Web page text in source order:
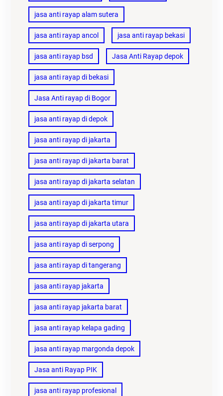
jasa anti rayap alam sutera
jasa anti rayap ancol jasa anti rayap bekasi
jasa anti rayap bsd Jasa Anti Rayap depok
jasa anti rayap di bekasi
Jasa Anti rayap di Bogor
jasa anti rayap di depok
jasa anti rayap di jakarta
jasa anti rayap di jakarta barat
jasa anti rayap di jakarta selatan
jasa anti rayap di jakarta timur
jasa anti rayap di jakarta utara
jasa anti rayap di serpong
jasa anti rayap di tangerang
jasa anti rayap jakarta
jasa anti rayap jakarta barat
jasa anti rayap kelapa gading
jasa anti rayap margonda depok
Jasa anti Rayap PIK
jasa anti rayap profesional